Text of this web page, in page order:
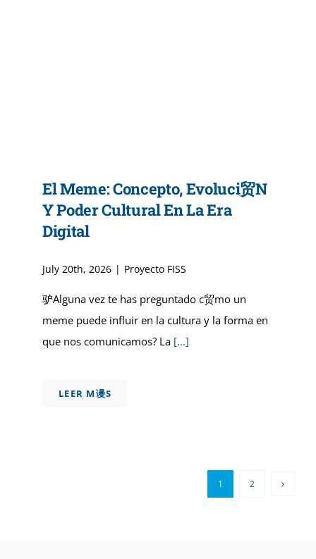
El Meme: Concepto, Evoluci贸n
Y Poder Cultural En La Era
Digital
July 20th, 2026 | Proyecto FISS
驴Alguna vez te has preguntado c贸mo un
meme puede influir en la cultura y la forma en
que nos comunicamos? La[...]
LEER M谩S
1 2